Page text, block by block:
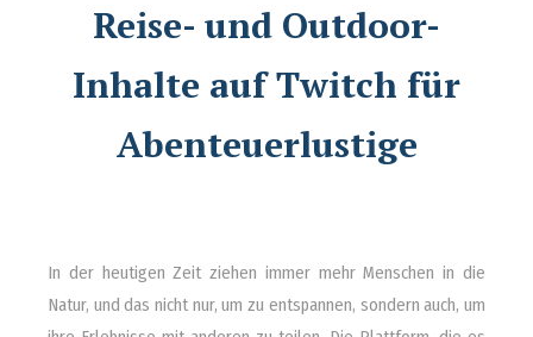
Reise- und Outdoor-
Inhalte auf Twitch für
Abenteuerlustige
In der heutigen Zeit ziehen immer mehr Menschen in die
Natur, und das nicht nur, um zu entspannen, sondern auch, um